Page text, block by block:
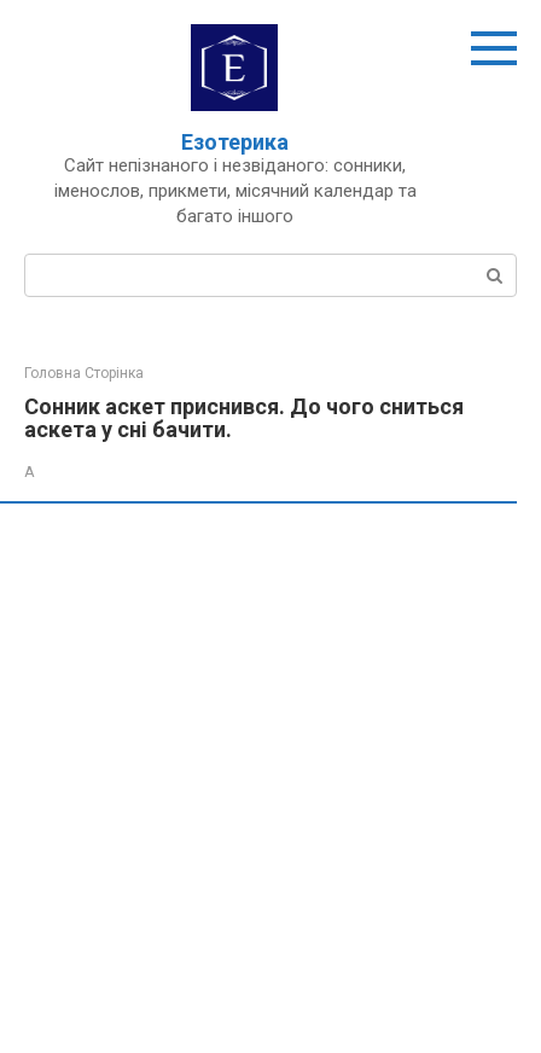
Езотерика
Сайт непізнаного і незвіданого: сонники,
іменослов, прикмети, місячний календар та
багато іншого
Пошук:
Головна Сторінка
Сонник аскет приснився. До чого сниться
аскета у сні бачити.
А